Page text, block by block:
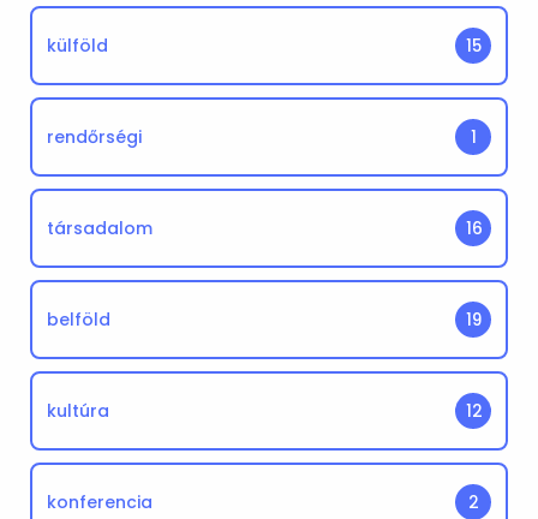
külföld 15
rendőrségi 1
társadalom 16
belföld 19
kultúra 12
konferencia 2